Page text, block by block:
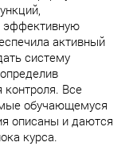
эффективную
активный
систему
Все
обучающемуся
описаны и даются
курса.